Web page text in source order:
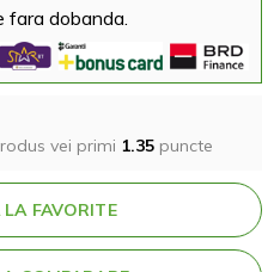
fara dobanda.
vei primi 1.35 puncte
FAVORITE